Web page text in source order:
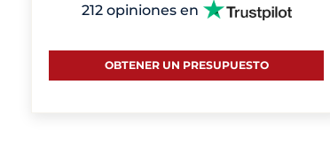
212 opiniones en
OBTENER UN PRESUPUESTO